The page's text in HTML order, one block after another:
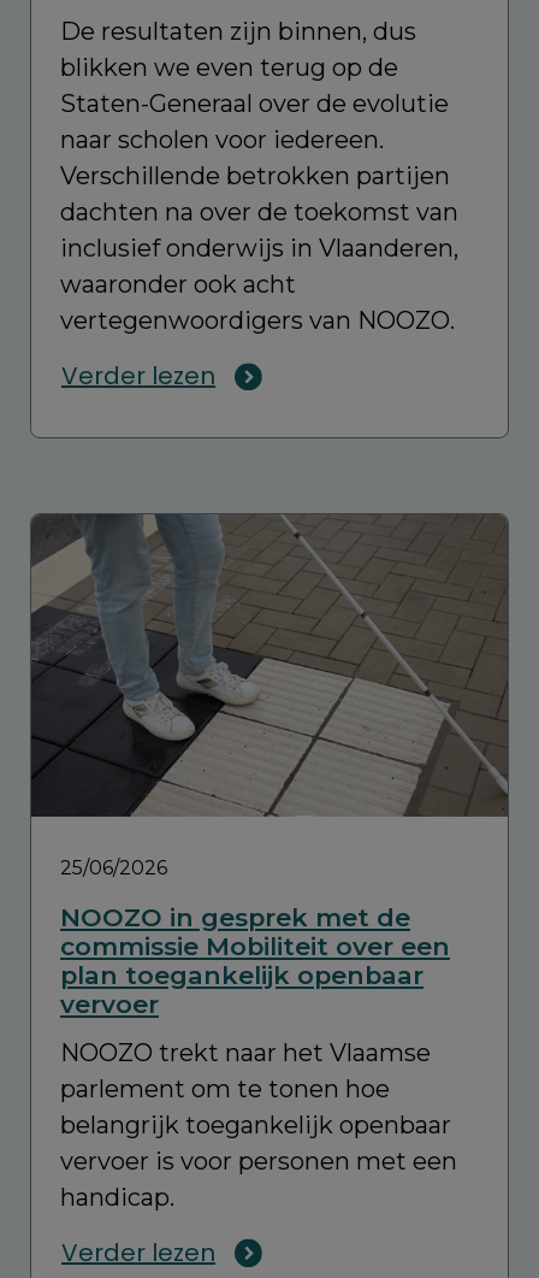
De resultaten zijn binnen, dus
blikken we even terug op de
Staten-Generaal over de evolutie
naar scholen voor iedereen.
Verschillende betrokken partijen
dachten na over de toekomst van
inclusief onderwijs in Vlaanderen,
waaronder ook acht
vertegenwoordigers van NOOZO.
Verder lezen
25/06/2026
NOOZO in gesprek met de
commissie Mobiliteit over een
plan toegankelijk openbaar
vervoer
NOOZO trekt naar het Vlaamse
parlement om te tonen hoe
belangrijk toegankelijk openbaar
vervoer is voor personen met een
handicap.
Verder lezen